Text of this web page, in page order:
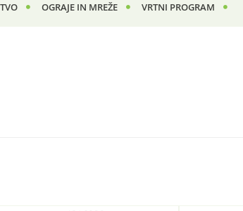
OGRAJE IN MREŽE VRTNI PROGRAM